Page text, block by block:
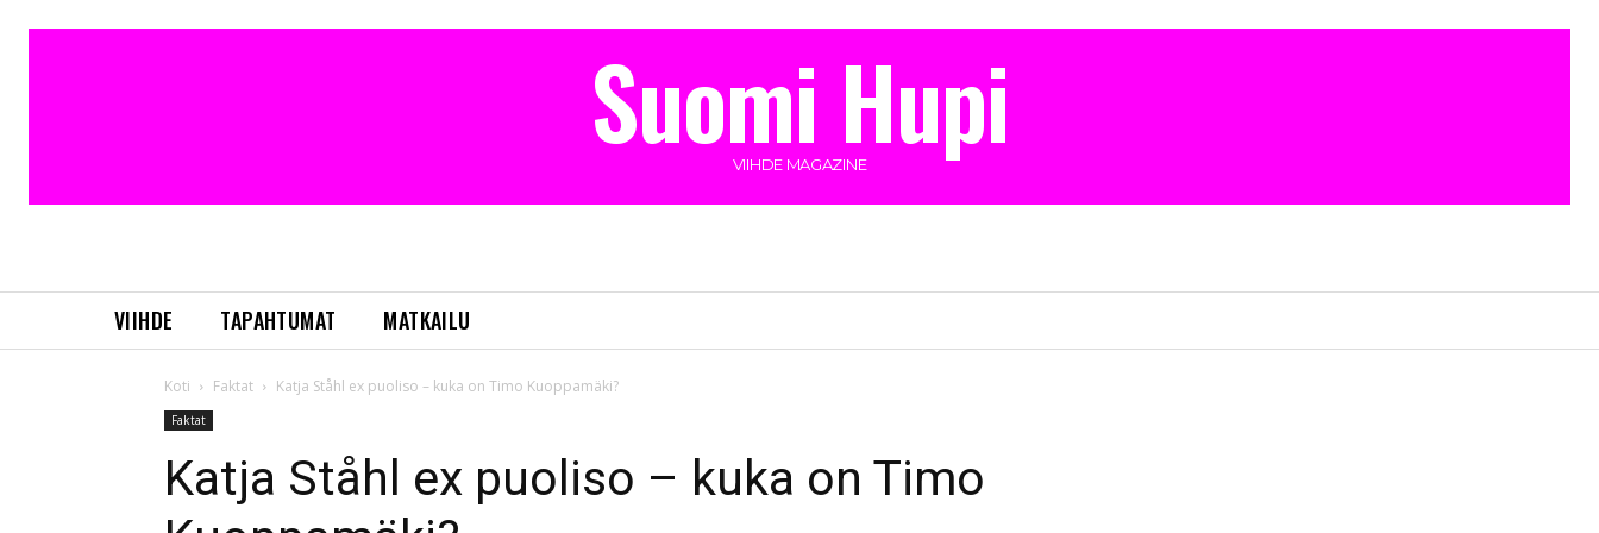
Suomi Hupi
VIIHDE MAGAZINE
VIIHDE TAPAHTUMAT MATKAILU
Koti Faktat Katja Ståhl ex puoliso – kuka on Timo Kuoppamäki?
Faktat
Katja Ståhl ex puoliso – kuka on Timo